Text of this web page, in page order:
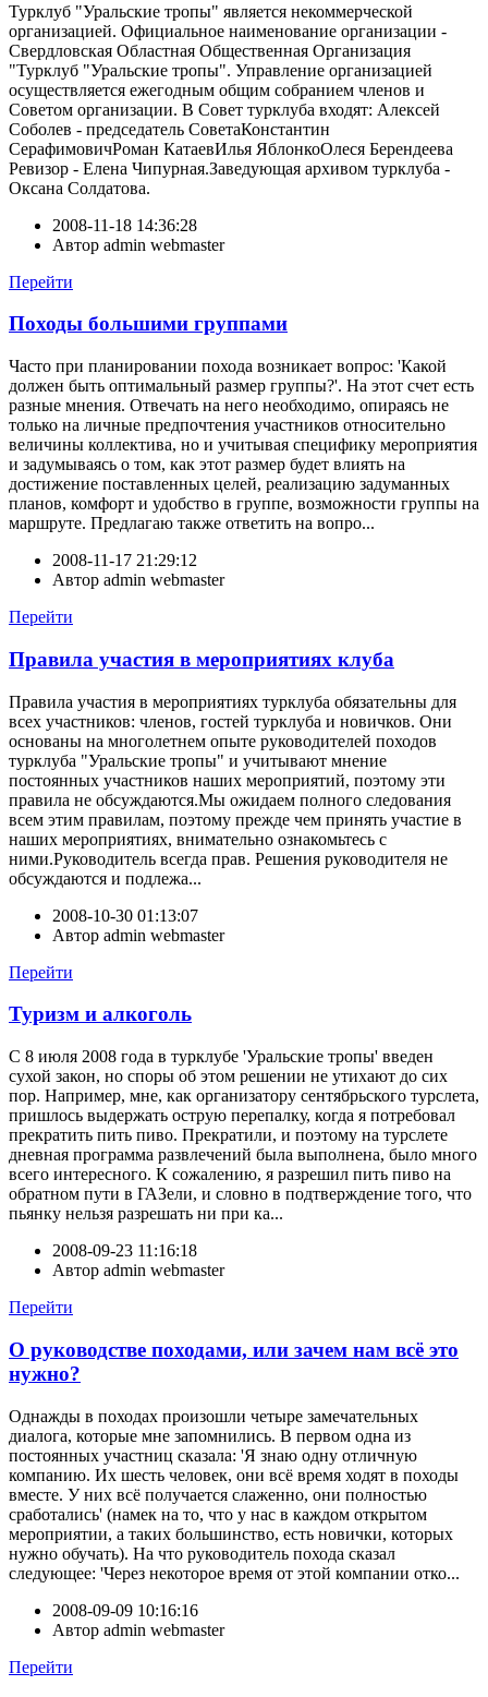
Турклуб "Уральские тропы" является некоммерческой
организацией. Официальное наименование организации -
Свердловская Областная Общественная Организация
"Турклуб "Уральские тропы". Управление организацией
осуществляется ежегодным общим собранием членов и
Советом организации. В Совет турклуба входят: Алексей
Соболев - председатель СоветаКонстантин
СерафимовичРоман КатаевИлья ЯблонкоОлеся Берендеева
Ревизор - Елена Чипурная.Заведующая архивом турклуба -
Оксана Солдатова.
2008-11-18 14:36:28
Автор admin webmaster
Перейти
Походы большими группами
Часто при планировании похода возникает вопрос: 'Какой
должен быть оптимальный размер группы?'. На этот счет есть
разные мнения. Отвечать на него необходимо, опираясь не
только на личные предпочтения участников относительно
величины коллектива, но и учитывая специфику мероприятия
и задумываясь о том, как этот размер будет влиять на
достижение поставленных целей, реализацию задуманных
планов, комфорт и удобство в группе, возможности группы на
маршруте. Предлагаю также ответить на вопро...
2008-11-17 21:29:12
Автор admin webmaster
Перейти
Правила участия в мероприятиях клуба
Правила участия в мероприятиях турклуба обязательны для
всех участников: членов, гостей турклуба и новичков. Они
основаны на многолетнем опыте руководителей походов
турклуба "Уральские тропы" и учитывают мнение
постоянных участников наших мероприятий, поэтому эти
правила не обсуждаются.Мы ожидаем полного следования
всем этим правилам, поэтому прежде чем принять участие в
наших мероприятиях, внимательно ознакомьтесь с
ними.Руководитель всегда прав. Решения руководителя не
обсуждаются и подлежа...
2008-10-30 01:13:07
Автор admin webmaster
Перейти
Туризм и алкоголь
С 8 июля 2008 года в турклубе 'Уральские тропы' введен
сухой закон, но споры об этом решении не утихают до сих
пор. Например, мне, как организатору сентябрьского турслета,
пришлось выдержать острую перепалку, когда я потребовал
прекратить пить пиво. Прекратили, и поэтому на турслете
дневная программа развлечений была выполнена, было много
всего интересного. К сожалению, я разрешил пить пиво на
обратном пути в ГАЗели, и словно в подтверждение того, что
пьянку нельзя разрешать ни при ка...
2008-09-23 11:16:18
Автор admin webmaster
Перейти
О руководстве походами, или зачем нам всё это
нужно?
Однажды в походах произошли четыре замечательных
диалога, которые мне запомнились. В первом одна из
постоянных участниц сказала: 'Я знаю одну отличную
компанию. Их шесть человек, они всё время ходят в походы
вместе. У них всё получается слаженно, они полностью
сработались' (намек на то, что у нас в каждом открытом
мероприятии, а таких большинство, есть новички, которых
нужно обучать). На что руководитель похода сказал
следующее: 'Через некоторое время от этой компании отко...
2008-09-09 10:16:16
Автор admin webmaster
Перейти